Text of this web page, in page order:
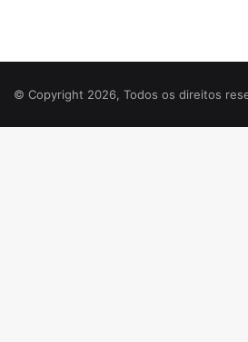
© Copyright 2026, Todos os direitos